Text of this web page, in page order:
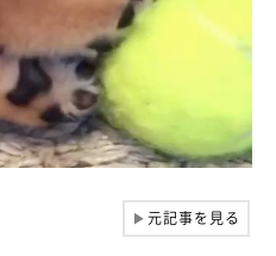
▶元記事を見る